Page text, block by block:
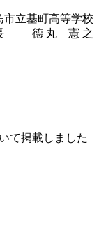
市立基町高等学校
德 丸 憲 之
て掲載しました